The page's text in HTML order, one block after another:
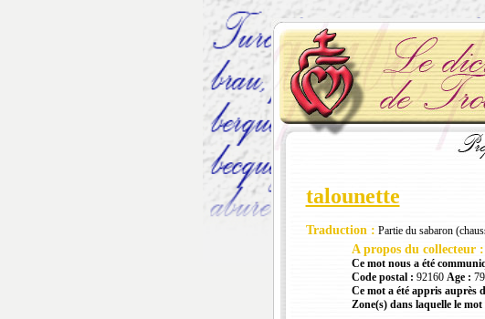
talounette
Traduction : Partie du sabaron
A propos du collecteur :
Ce mot nous a été
Code postal : 92160 Age :
Ce mot a été appris auprès
Zone(s) dans laquelle le mot